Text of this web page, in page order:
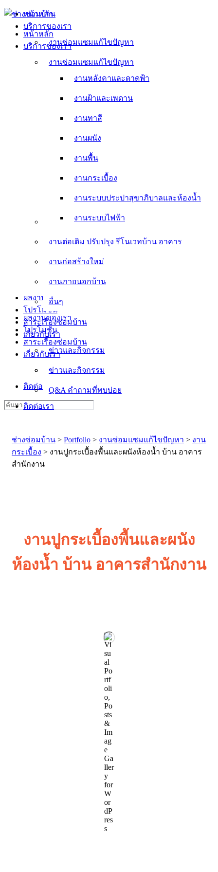
Skip
content
หน้าหลัก
บริการของเรา
งานซ่อมแซมแก้ไขปัญหา
งานหลังคาและดาดฟ้า
งานฝ้าและเพดาน
งานทาสี
งานผนัง
งานพื้น
งานกระเบื้อง
งานระบบประปาสุขาภิบาลและห้องน้ำ
งานระบบไฟฟ้า
งานต่อเติม ปรับปรุง รีโนเวทบ้าน อาคาร
งานก่อสร้างใหม่
งานภายนอกบ้าน
อื่นๆ
ผลงานของเรา
โปรโมชั่น
สาระเรื่องซ่อมบ้าน
เกี่ยวกับเรา
ข่าวและกิจกรรม
Q&A คำถามที่พบบ่อย
ติดต่อเรา
หน้าหลัก
บริการของเรา
งานซ่อมแซมแก้ไขปัญหา
งานหลังคาและดาดฟ้า
งานฝ้าและเพดาน
งานทาสี
งานผนัง
งานพื้น
งานกระเบื้อง
งานระบบประปาสุขาภิบาลและห้องน้ำ
งานระบบไฟฟ้า
งานต่อเติม ปรับปรุง รีโนเวทบ้าน อาคาร
งานก่อสร้างใหม่
งานภายนอกบ้าน
อื่นๆ
ผลงานของเรา
โปรโมชั่น
สาระเรื่องซ่อมบ้าน
เกี่ยวกับเรา
ข่าวและกิจกรรม
Q&A คำถามที่พบบ่อย
ติดต่อเรา
Search
for:
ช่างซ่อมบ้าน > Portfolio > งานซ่อมแซมแก้ไขปัญหา > งาน
กระเบื้อง > งานปูกระเบื้องพื้นและผนังห้องน้ำ บ้าน อาคาร
สำนักงาน
งานปูกระเบื้องพื้นและผนัง
ห้องน้ำ บ้าน อาคารสำนักงาน